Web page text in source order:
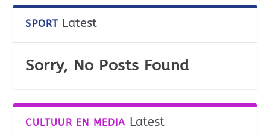
SPORT Latest
Sorry, No Posts Found
CULTUUR EN MEDIA Latest